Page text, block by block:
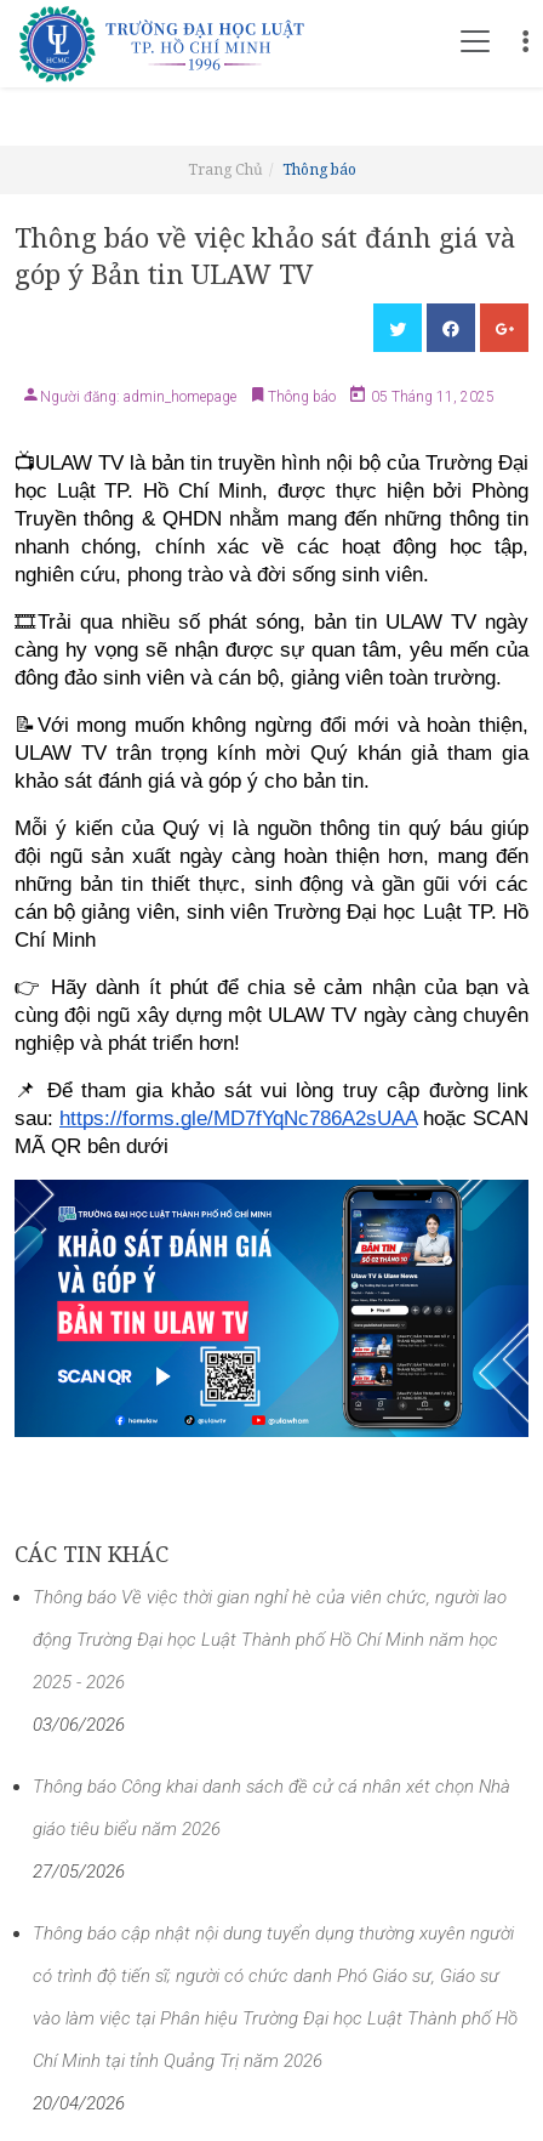
Trang Chủ Thông báo
Thông báo về việc khảo sát đánh giá và
góp ý Bản tin ULAW TV
Người đăng: admin_homepage Thông báo 05 Tháng 11, 2025
📺ULAW TV là bản tin truyền hình nội bộ của Trường Đại
học Luật TP. Hồ Chí Minh, được thực hiện bởi Phòng
Truyền thông & QHDN nhằm mang đến những thông tin
nhanh chóng, chính xác về các hoạt động học tập,
nghiên cứu, phong trào và đời sống sinh viên.
🎞️Trải qua nhiều số phát sóng, bản tin ULAW TV ngày
càng hy vọng sẽ nhận được sự quan tâm, yêu mến của
đông đảo sinh viên và cán bộ, giảng viên toàn trường.
📝Với mong muốn không ngừng đổi mới và hoàn thiện,
ULAW TV trân trọng kính mời Quý khán giả tham gia
khảo sát đánh giá và góp ý cho bản tin.
Mỗi ý kiến của Quý vị là nguồn thông tin quý báu giúp
đội ngũ sản xuất ngày càng hoàn thiện hơn, mang đến
những bản tin thiết thực, sinh động và gần gũi với các
cán bộ giảng viên, sinh viên Trường Đại học Luật TP. Hồ
Chí Minh
👉 Hãy dành ít phút để chia sẻ cảm nhận của bạn và
cùng đội ngũ xây dựng một ULAW TV ngày càng chuyên
nghiệp và phát triển hơn!
📌 Để tham gia khảo sát vui lòng truy cập đường link
sau: https://forms.gle/MD7fYqNc786A2sUAAhoặc SCAN
MÃ QR bên dưới
CÁC TIN KHÁC
Thông báo Về việc thời gian nghỉ hè của viên chức, người lao
động Trường Đại học Luật Thành phố Hồ Chí Minh năm học
2025 - 2026
03/06/2026
Thông báo Công khai danh sách đề cử cá nhân xét chọn Nhà
giáo tiêu biểu năm 2026
27/05/2026
Thông báo cập nhật nội dung tuyển dụng thường xuyên người
có trình độ tiến sĩ; người có chức danh Phó Giáo sư, Giáo sư
vào làm việc tại Phân hiệu Trường Đại học Luật Thành phố Hồ
Chí Minh tại tỉnh Quảng Trị năm 2026
20/04/2026